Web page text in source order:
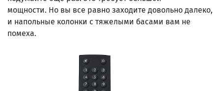
мощности. Но вы все равно заходите довольно далеко,
и напольные колонки с тяжелыми басами вам не
помеха.